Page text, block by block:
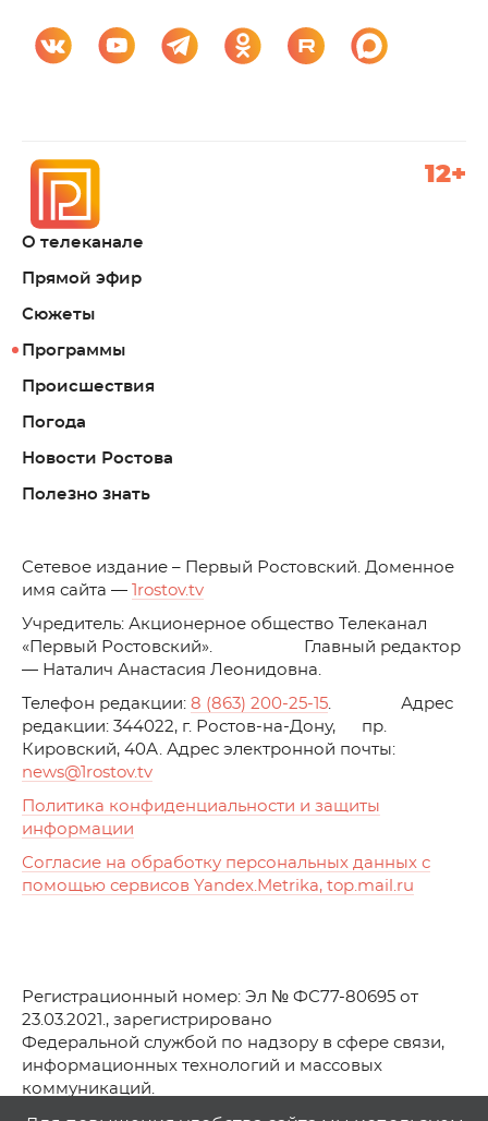
О телеканале
Прямой эфир
Сюжеты
Программы
Происшествия
Погода
Новости Ростова
Полезно знать
12+
Cетевое издание – Первый Ростовский. Доменное
имя сайта — 1rostov.tv
Учредитель: Акционерное общество Телеканал
«Первый Ростовский». Главный редактор
— Наталич Анастасия Леонидовна.
Телефон редакции: 8 (863) 200-25-15 . Адрес
редакции: 344022, г. Ростов-на-Дону, пр.
Кировский, 40А. Адрес электронной почты:
news@1rostov.tv
Политика конфиденциальности и защиты
информации
Согласие на обработку персональных данных с
помощью сервисов Yandex.Metrika, top.mail.ru
Регистрационный номер: Эл № ФС77-80695 от
23.03.2021., зарегистрировано
Федеральной службой по надзору в сфере связи,
информационных технологий и массовых
коммуникаций.